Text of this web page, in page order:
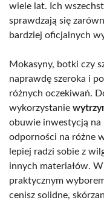
wiele lat. Ich
sprawdzają się
bardziej oficjalnych
Mokasyny, botki czy
naprawdę szeroka i
różnych oczekiwań.
wykorzystanie
obuwie inwestycją na
odporności na różne
lepiej radzi sobie z
innych materiałów.
praktycznym
cenisz solidne,